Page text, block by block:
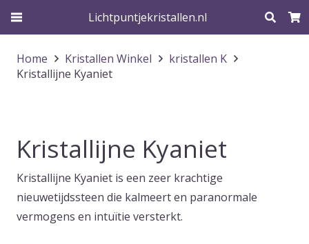
Lichtpuntjekristallen.nl
Home Kristallen Winkel
kristallen K
Kristallijne Kyaniet
Kristallijne Kyaniet
Kristallijne Kyaniet is een zeer krachtige
nieuwetijdssteen die kalmeert en paranormale
vermogens en intuïtie versterkt.